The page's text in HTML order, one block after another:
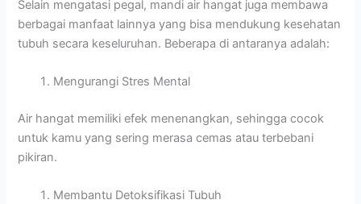
Selain mengatasi pegal, mandi air hangat juga membawa
berbagai manfaat lainnya yang bisa mendukung kesehatan
tubuh secara keseluruhan. Beberapa di antaranya adalah:
Mengurangi Stres Mental
Air hangat memiliki efek menenangkan, sehingga cocok
untuk kamu yang sering merasa cemas atau terbebani
pikiran.
Membantu Detoksifikasi Tubuh